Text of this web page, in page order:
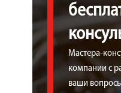
Мастера-
компании с
ваши